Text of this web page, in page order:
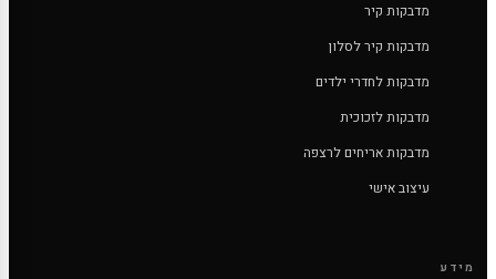
מדבקות קיר
מדבקות קיר לסלון
מדבקות לחדרי ילדים
מדבקות לזכוכית
מדבקות אריחים לרצפה
עיצוב אישי
מידע